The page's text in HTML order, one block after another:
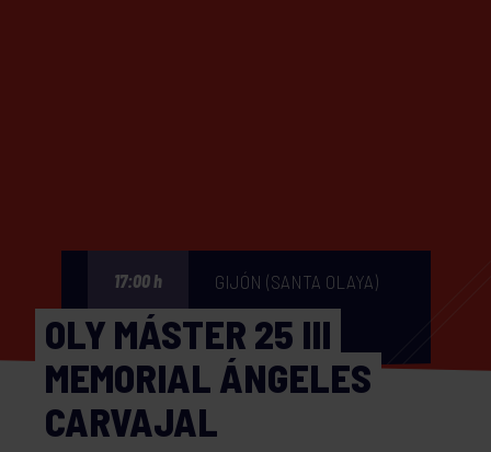
17:00 h GIJÓN (SANTA OLAYA)
OLY MÁSTER 25 III
MEMORIAL ÁNGELES
CARVAJAL